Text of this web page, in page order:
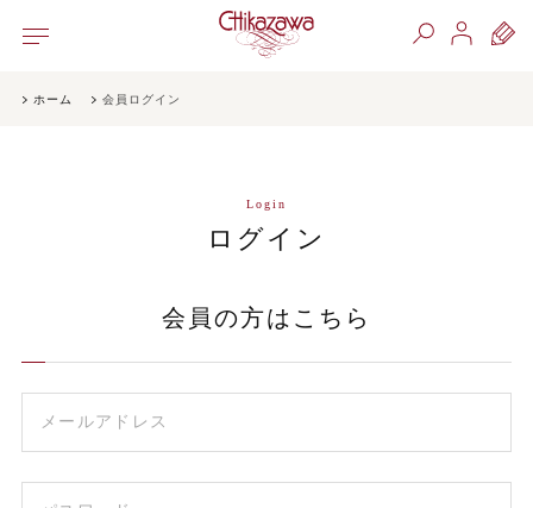
ホーム 会員ログイン
Login
ログイン
会員の方はこちら